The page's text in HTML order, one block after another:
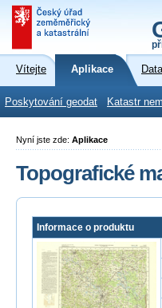
Vítejte Aplikace Data
Poskytování geodat Katastr
Nyní jste zde: Aplikace
Topografické
Informace o produktu